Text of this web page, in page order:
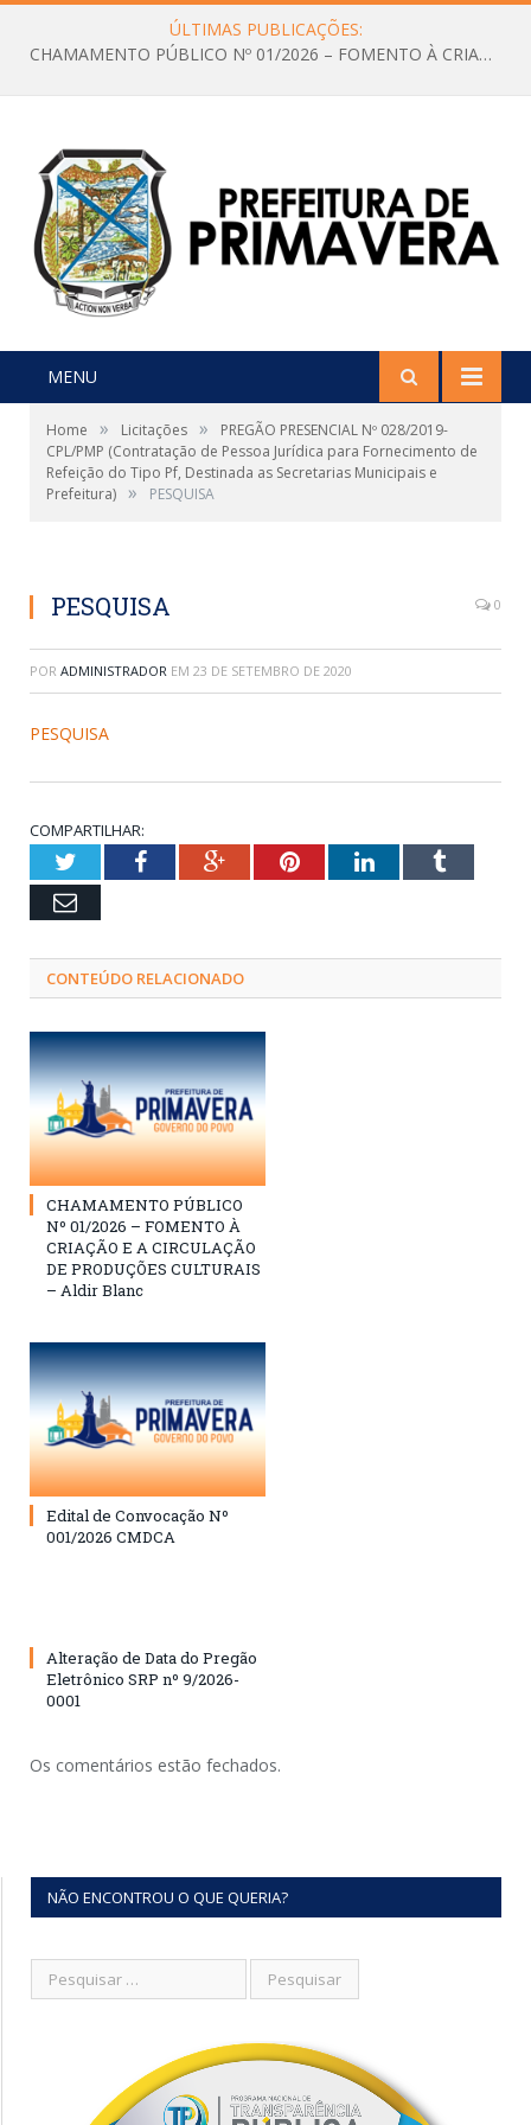
ÚLTIMAS PUBLICAÇÕES:
CHAMAMENTO PÚBLICO Nº 01/2026 – FOMENTO À CRIAÇÃO E A CIRCULAÇÃO DE PRODUÇÕES CULTURAIS – Aldir Blanc
MENU
Home » Licitações »
PREGÃO PRESENCIAL Nº 028/2019-
CPL/PMP (Contratação de Pessoa Jurídica para Fornecimento de
Refeição do Tipo Pf, Destinada as Secretarias Municipais e
Prefeitura) » PESQUISA
PESQUISA 0
POR ADMINISTRADOR EM 23 DE SETEMBRO DE 2020
PESQUISA
COMPARTILHAR:
TwitterFacebookGoogle+PinterestLinkedInTumblr
Email
CONTEÚDO RELACIONADO
CHAMAMENTO PÚBLICO
Nº 01/2026 – FOMENTO À
CRIAÇÃO E A CIRCULAÇÃO
DE PRODUÇÕES CULTURAIS
– Aldir Blanc
Edital de Convocação Nº
001/2026 CMDCA
Alteração de Data do Pregão
Eletrônico SRP nº 9/2026-
0001
Os comentários estão fechados.
NÃO ENCONTROU O QUE QUERIA?